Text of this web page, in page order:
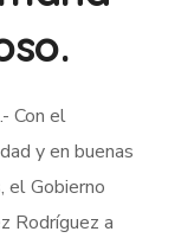
Con el
y en buenas
el Gobierno
Rodríguez a